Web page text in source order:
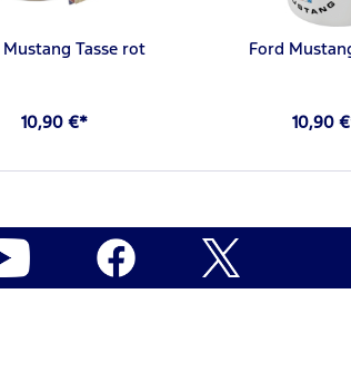
Mustang Tasse rot
10,90 €*
Ford
10,90